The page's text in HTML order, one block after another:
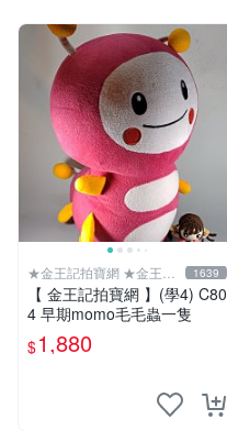
★金王記拍寶網 ★金王記
拍寶趣
1639
【 金王記拍寶網 】(學4) C80
4 早期momo毛毛蟲一隻
$1,880